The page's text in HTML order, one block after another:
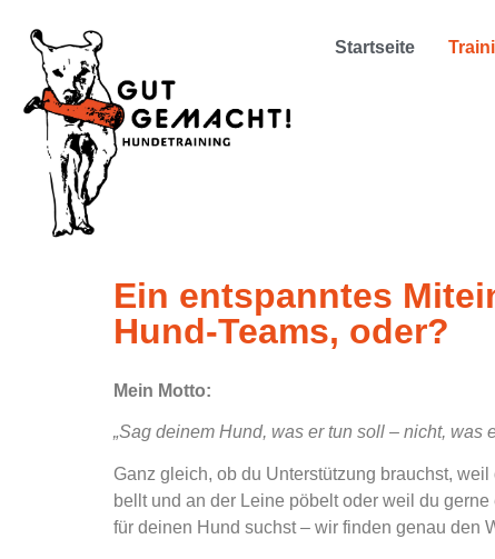
Startseite
Ein entspanntes
Hund-Teams, oder?
Mein Motto:
„Sag deinem Hund, was er tun soll – nicht, was
Ganz gleich, ob du Unterstützung brauchst,
bellt und an der Leine pöbelt oder weil du
für deinen Hund suchst – wir finden genau den